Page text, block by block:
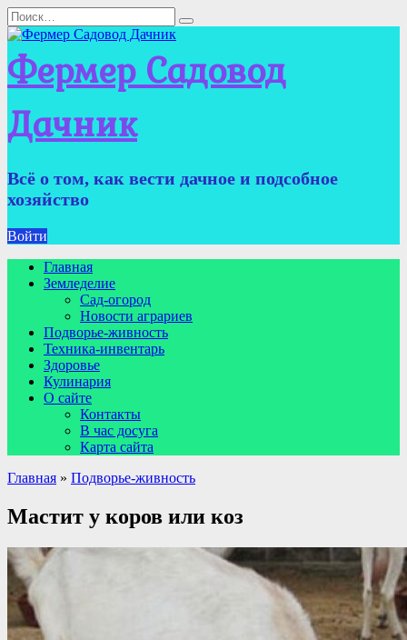
Перейти
к
содержанию
Search
for:
Фермер Садовод
Дачник
Всё о том, как вести дачное и подсобное
хозяйство
Войти
Главная
Земледелие
Сад-огород
Новости аграриев
Подворье-живность
Техника-инвентарь
Здоровье
Кулинария
О сайте
Контакты
В час досуга
Карта сайта
Главная » Подворье-живность
Мастит у коров или коз